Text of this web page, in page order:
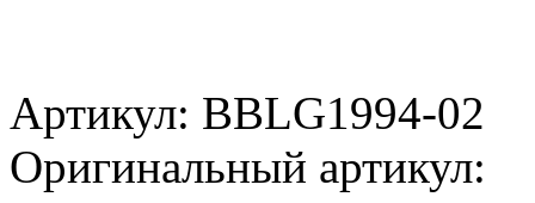
Артикул: BBLG1994-02
Оригинальный артикул: